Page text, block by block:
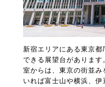
新宿エリアにある東京
できる展望台があります
室からは、東京の街並
いれば富士山や横浜、